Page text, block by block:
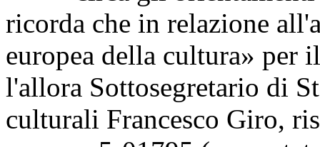
ricorda che in relazione
europea della cultura» per
l'allora Sottosegretario di
culturali Francesco Giro,